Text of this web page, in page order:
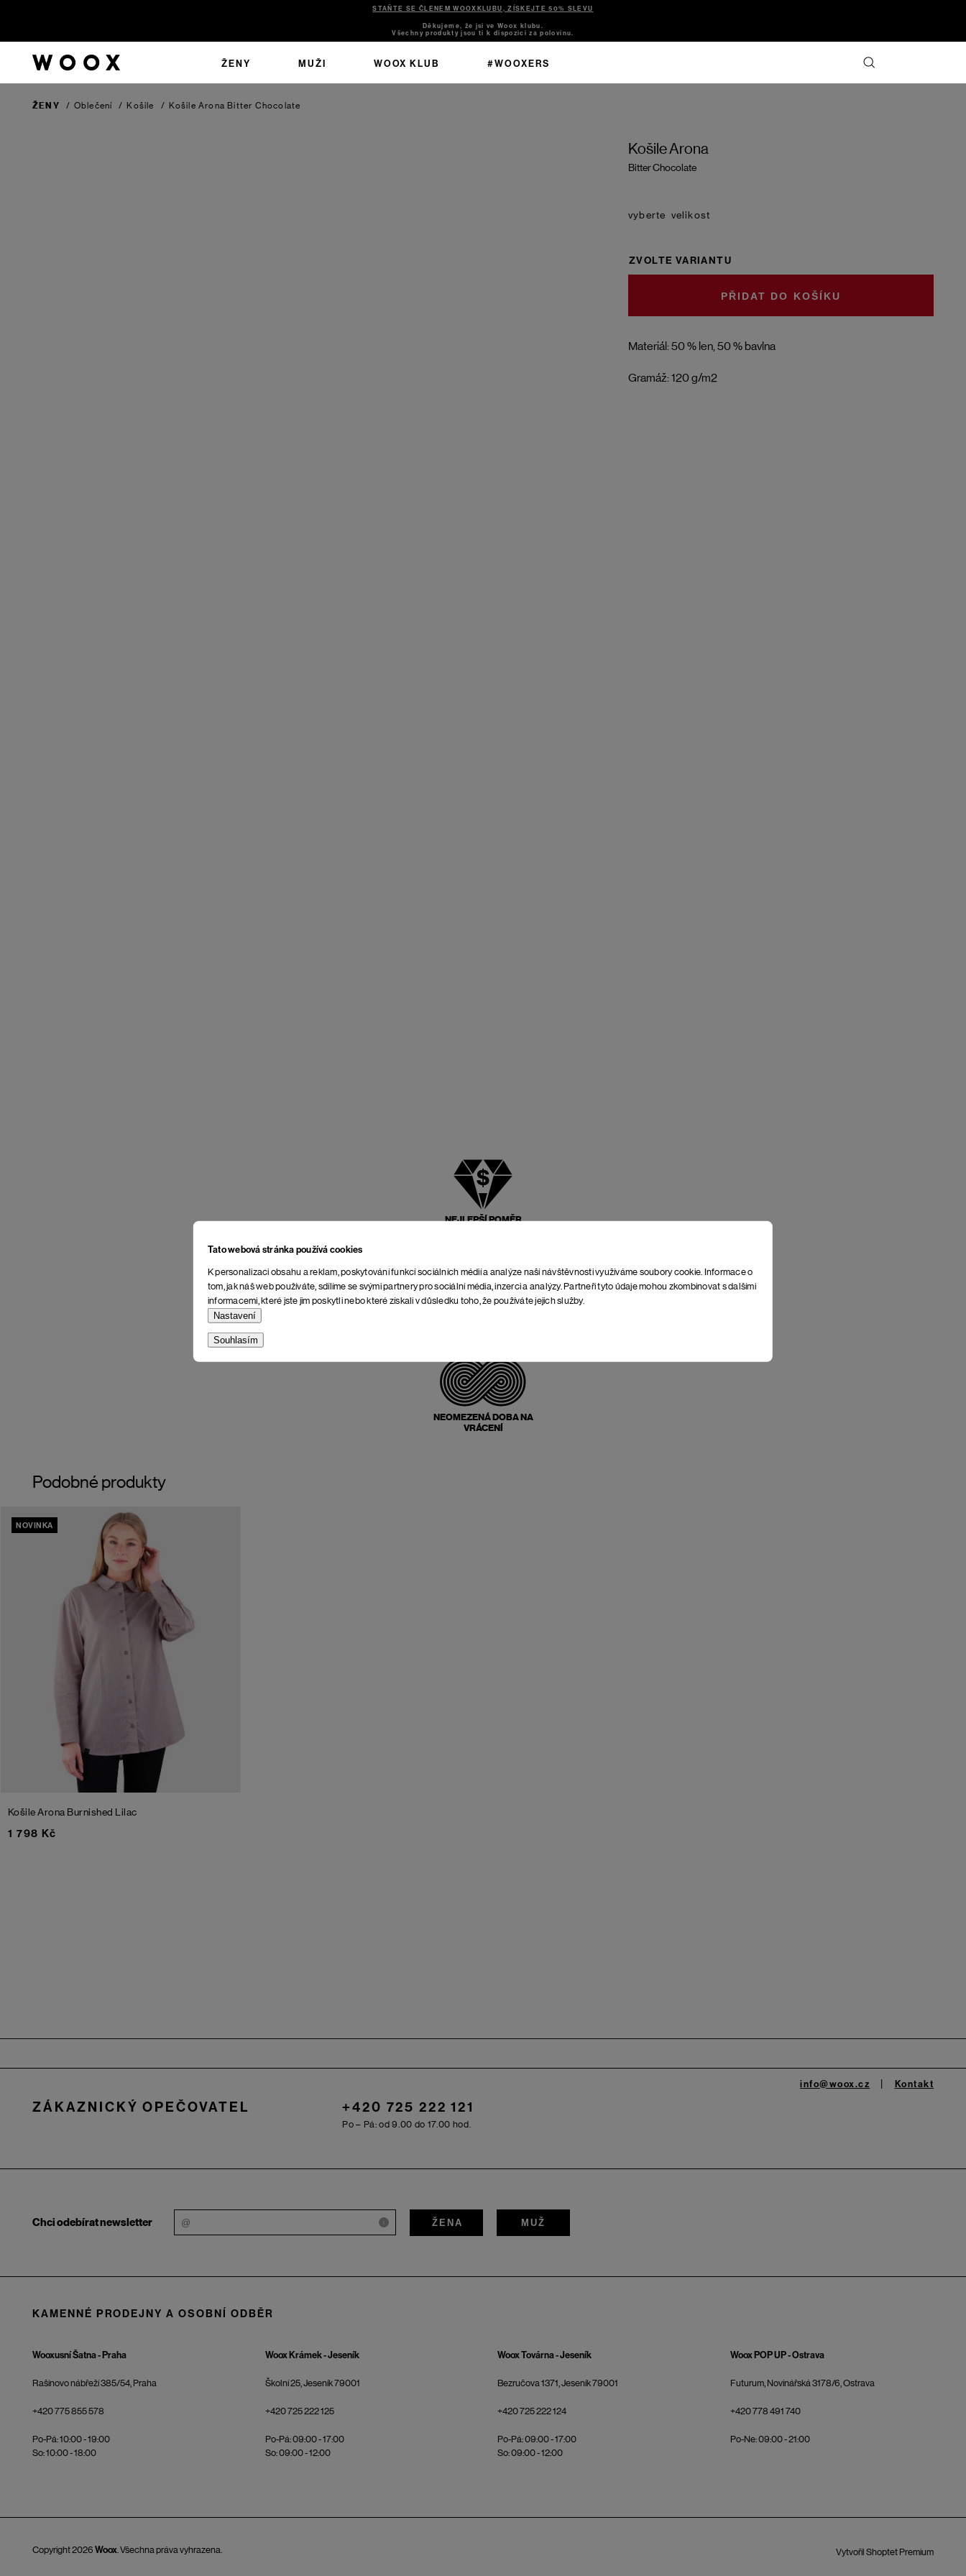
Tato webová stránka používá cookies
K personalizaci obsahu a reklam, poskytování funkcí sociálních médií a analýze naší návštěvnosti využíváme soubory cookie. Informace o
tom, jak náš web používáte, sdílíme se svými partnery pro sociální média, inzerci a analýzy. Partneři tyto údaje mohou zkombinovat s dalšími
informacemi, které jste jim poskytli nebo které získali v důsledku toho, že používáte jejich služby.
Nastavení
Souhlasím
STAŇTE SE ČLENEM WOOXKLUBU, ZÍSKEJTE 50% SLEVU
Děkujeme, že jsi ve Woox klubu.
Všechny produkty jsou ti k dispozici za polovinu.
ŽENY MUŽI WOOX KLUB #WOOXERS
ŽENY / Oblečení / Košile / Košile Arona Bitter Chocolate
Košile Arona
Bitter Chocolate
Materiál: 50 % len, 50 % bavlna
Gramáž: 120 g/m2
velikost
ZVOLTE VARIANTU
DO KOŠÍKU
NEJLEPŠÍ POMĚR
NEOMEZENÁ DOBA NA
VRÁCENÍ
Podobné produkty
NOVINKA
Košile Arona Burnished Lilac
1 798 Kč
ZÁKAZNICKÝ OPEČOVATEL +420 725 222 121
Po – Pá: od 9.00 do 17.00 hod.
info@woox.cz Kontakt
Chci odebírat newsletter i ŽENA MUŽ
KAMENNÉ PRODEJNY A OSOBNÍ ODBĚR
Wooxusní Šatna - Praha
Rašínovo nábřeží 385/54, Praha
+420 775 855 578
Po-Pá: 10:00 - 19:00
So: 10:00 - 18:00
Woox Krámek - Jeseník
Školní 25, Jeseník 79001
+420 725 222 125
Po-Pá: 09:00 - 17:00
So: 09:00 - 12:00
Woox Továrna - Jeseník
Bezručova 1371, Jeseník 79001
+420 725 222 124
Po-Pá: 09:00 - 17:00
So: 09:00 - 12:00
Woox POP UP - Ostrava
Futurum, Novinářská 3178/6, Ostrava
+420 778 491 740
Po-Ne: 09:00 - 21:00
Vytvořil Shoptet Premium
Copyright 2026 Woox. Všechna práva vyhrazena.